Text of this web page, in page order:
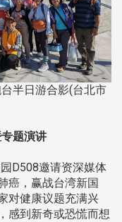
半日游合影(台北市
题演讲
D508邀请资深媒体
癌，赢战台湾新国
对健康议题充满兴
感到新奇或恐慌而想